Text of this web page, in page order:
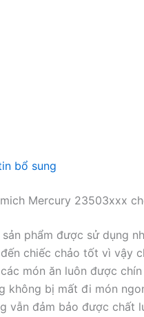
bổ sung
Mercury 23503xxx
phẩm được sử dụng
chiếc chảo tốt vì vậy
các món ăn luôn được
không bị mất đi món
vẫn đảm bảo được chất